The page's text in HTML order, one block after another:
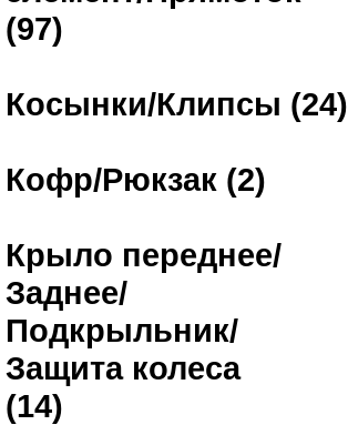
(97)
Косынки/Клипсы (24)
Кофр/Рюкзак (2)
Крыло переднее/
Заднее/
Подкрыльник/
Защита колеса
(14)